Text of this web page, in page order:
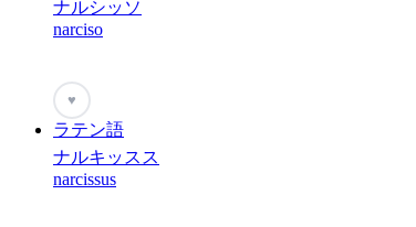
ナルシッソ
narciso
♥
ラテン語
ナルキッスス
narcissus